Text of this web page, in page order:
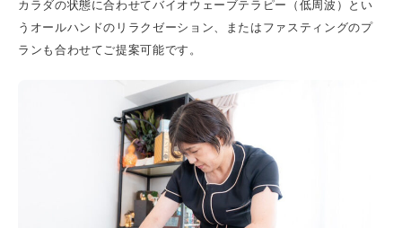
カラダの状態に合わせてバイオウェーブテラピー（低周波）とい
うオールハンドのリラクゼーション、またはファスティングのプ
ランも合わせてご提案可能です。